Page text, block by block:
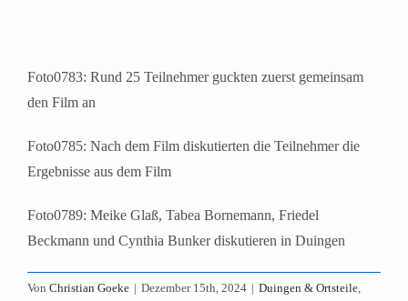
Foto0783: Rund 25 Teilnehmer guckten zuerst gemeinsam
den Film an
Foto0785: Nach dem Film diskutierten die Teilnehmer die
Ergebnisse aus dem Film
Foto0789: Meike Glaß, Tabea Bornemann, Friedel
Beckmann und Cynthia Bunker diskutieren in Duingen
Von Christian Goeke | Dezember 15th, 2024 | Duingen & Ortsteile,